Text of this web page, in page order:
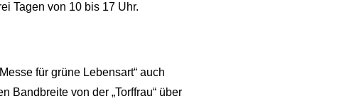
Tagen von 10 bis 17 Uhr.
für grüne Lebensart“ auch
Bandbreite von der „Torffrau“ über